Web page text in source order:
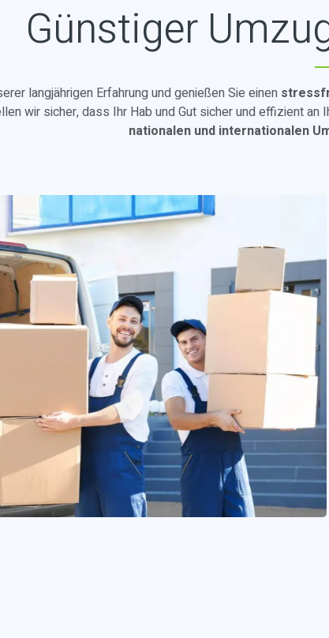
Günstiger
langjährigen Erfahrung und genießen Sie einen
wir sicher, dass Ihr Hab und Gut sicher und effizient
nationalen und internationalen